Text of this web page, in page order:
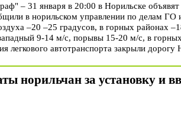
– 31 января в 20:00 в Норильске
в норильском управлении по делам ГО
–20 –25 градусов, в горных районах
9-14 м/с, порывы 15-20 м/с, в
автотранспорта закрыли дорогу
норильчан за установку и